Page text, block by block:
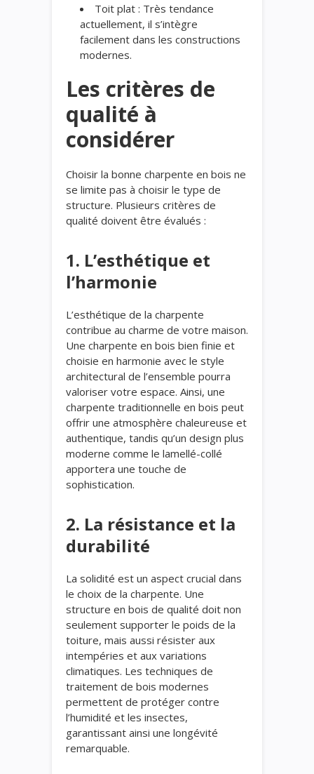
Toit plat : Très tendance
actuellement, il s’intègre
facilement dans les constructions
modernes.
Les critères de
qualité à
considérer
Choisir la bonne charpente en bois ne
se limite pas à choisir le type de
structure. Plusieurs critères de
qualité doivent être évalués :
1. L’esthétique et
l’harmonie
L’esthétique de la charpente
contribue au charme de votre maison.
Une charpente en bois bien finie et
choisie en harmonie avec le style
architectural de l’ensemble pourra
valoriser votre espace. Ainsi, une
charpente traditionnelle en bois peut
offrir une atmosphère chaleureuse et
authentique, tandis qu’un design plus
moderne comme le lamellé-collé
apportera une touche de
sophistication.
2. La résistance et la
durabilité
La solidité est un aspect crucial dans
le choix de la charpente. Une
structure en bois de qualité doit non
seulement supporter le poids de la
toiture, mais aussi résister aux
intempéries et aux variations
climatiques. Les techniques de
traitement de bois modernes
permettent de protéger contre
l’humidité et les insectes,
garantissant ainsi une longévité
remarquable.